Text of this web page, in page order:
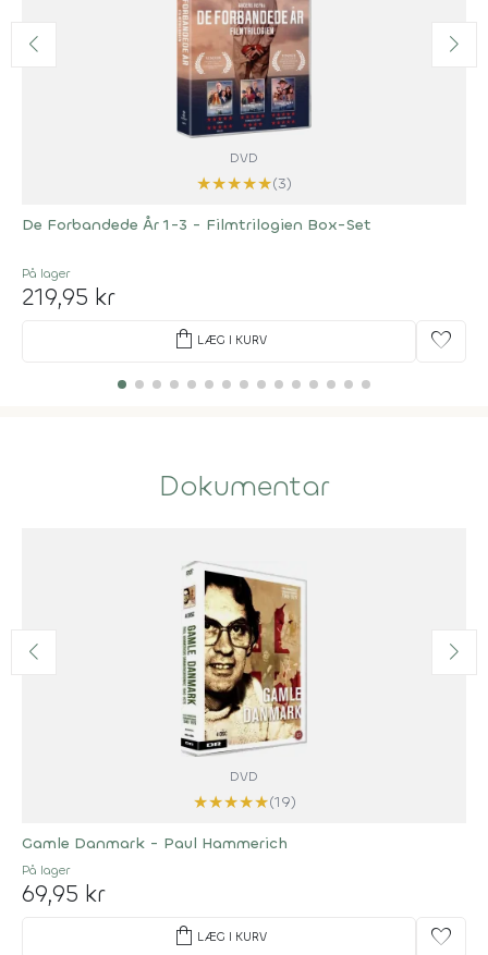
DVD
★★★★★(3)
De Forbandede År 1-3 - Filmtrilogien Box-Set
På lager
219,95 kr
shopping_bag LÆG I KURV favorite
Dokumentar
DVD
★★★★★(19)
Gamle Danmark - Paul Hammerich
På lager
69,95 kr
shopping_bag LÆG I KURV favorite